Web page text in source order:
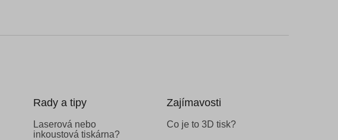
Rady a tipy
Laserová nebo
inkoustová tiskárna?
Zajímavosti
Co je to 3D tisk?